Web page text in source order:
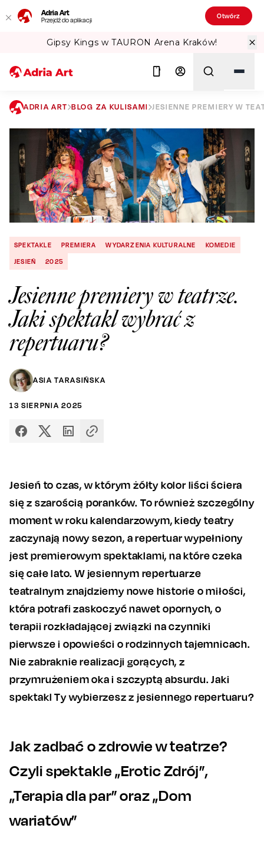
Adria Art
Przejdź do aplikacji Otwórz
Gipsy Kings w TAURON Arena Kraków!
Szukaj
ADRIA ART BLOG ZA KULISAMI JESIENNE PREMIERY W
SPEKTAKLE PREMIERA WYDARZENIA KULTURALNE
KOMEDIE
JESIEŃ
2025
Jesienne premiery w teatrze.
Jaki spektakl wybrać z
repertuaru?
ASIA TARASIŃSKA
13 SIERPNIA 2025
Jesień to czas, w którym żółty kolor liści ściera
się z szarością poranków. To również szczególny
moment w roku kalendarzowym, kiedy teatry
zaczynają nowy sezon, a repertuar wypełniony
jest premierowym spektaklami, na które czeka
się całe lato. W jesiennym repertuarze
teatralnym znajdziemy nowe historie o miłości,
która potrafi zaskoczyć nawet opornych, o
terapii rozkładającej związki na czynniki
pierwsze i opowieści o rodzinnych tajemnicach.
Nie zabraknie realizacji gorących, z
przymrużeniem oka i szczyptą absurdu. Jaki
spektakl Ty wybierzesz z jesiennego repertuaru?
Jak zadbać o zdrowie w teatrze?
Czyli spektakle „Erotic Zdrój”,
„Terapia dla par” oraz „Dom
wariatów”